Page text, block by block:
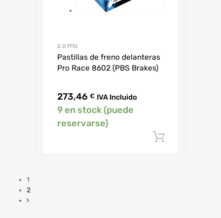
2.0 TFSI
Pastillas de freno delanteras
Pro Race 8602 (PBS Brakes)
273,46 € IVA Incluido
9 en stock (puede
reservarse)
1
2